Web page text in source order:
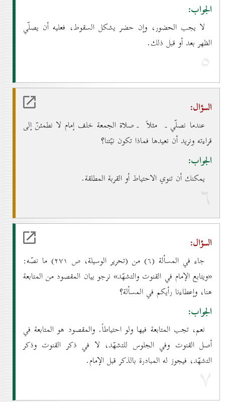
الجواب:
لا يجب الحضور، وإن حضر يشكل السقوط، فعليه أن يصلّي
الظهر بعد أو قبل ذلك.
٥
السؤال:
عندما نصلّي ـ مثلاً ـ صلاة الجمعة خلف إمام لا نطمئنّ إلى
قراءته ونريد أن نعيدها فماذا تكون نيّتنا؟
الجواب:
يمكنك أن تنوي الاحتياط أو القربة المطلقة.
٦
السؤال:
جاء في المسألة (٦) من (تحرير الوسيلة، ص ۲۷۱) ما نصّه:
«ويتابع الإمام في القنوت والتشهّد» نرجو بيان المقصود من المتابعة
هنا، وإعطاءنا رأيكم في المسألة؟
الجواب:
نعم، تجب المتابعة فيها ولو احتياطاً. والمقصود هو المتابعة في
أصل القنوت وفي الجلوس للتشهّد، لا في ذكر القنوت وذكر
التشهّد، فيجوز له المبادرة بالذكر قبل الإمام.
۷